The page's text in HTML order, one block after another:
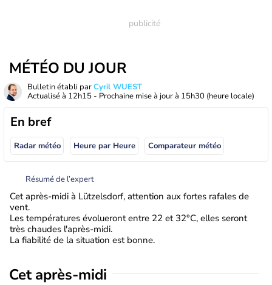
MÉTÉO DU JOUR
Bulletin établi parCyril WUEST
Actualisé à 12h15 - Prochaine mise à jour à 15h30 (heure locale)
En bref
Radar météo Heure par Heure Comparateur météo
Résumé de l’expert
Cet après-midi à Lützelsdorf, attention aux fortes rafales de
vent.
Les températures évolueront entre 22 et 32°C, elles seront
très chaudes l'après-midi.
La fiabilité de la situation est bonne.
Cet après-midi